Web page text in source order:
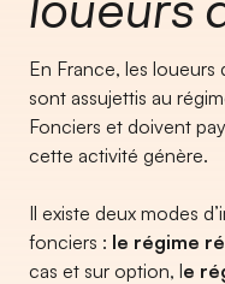
En France, les
sont assujettis au
Fonciers et doivent
cette activité génère.
Il existe deux modes
fonciers : le régime
cas et sur option, le